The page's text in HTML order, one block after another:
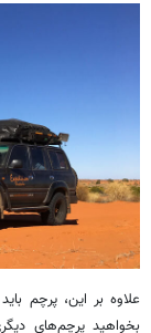
بخواهید پرچم‌های